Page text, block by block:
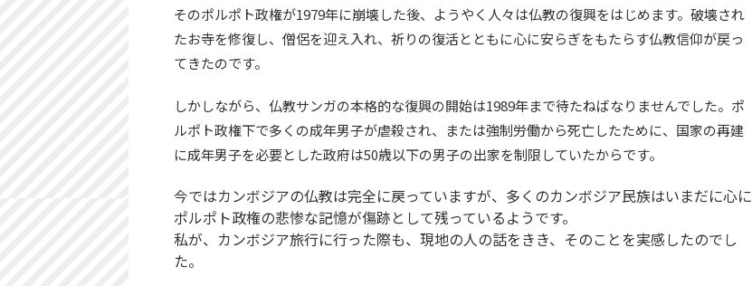
そのポルポト政権が1979年に崩壊した後、ようやく人々は仏教の復興をはじめます。破壊され
たお寺を修復し、僧侶を迎え入れ、祈りの復活とともに心に安らぎをもたらす仏教信仰が戻っ
てきたのです。
しかしながら、仏教サンガの本格的な復興の開始は1989年まで待たねばなりませんでした。ポ
ルポト政権下で多くの成年男子が虐殺され、または強制労働から死亡したために、国家の再建
に成年男子を必要とした政府は50歳以下の男子の出家を制限していたからです。
今ではカンボジアの仏教は完全に戻っていますが、多くのカンボジア民族はいまだに心に
ポルポト政権の悲惨な記憶が傷跡として残っているようです。
私が、カンボジア旅行に行った際も、現地の人の話をきき、そのことを実感したのでし
た。